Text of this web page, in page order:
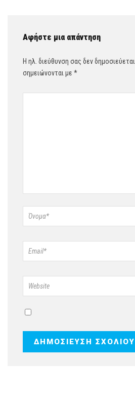
Αφήστε μια απάντηση
Η ηλ. διεύθυνση σας δεν δημοσιεύεται.
σημειώνονται με *